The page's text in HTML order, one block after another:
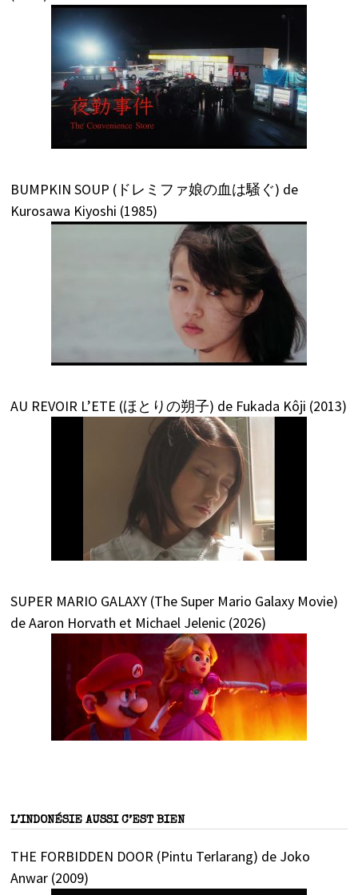
BUMPKIN SOUP (ドレミファ娘の血は騒ぐ) de
Kurosawa Kiyoshi (1985)
AU REVOIR L’ETE (ほとりの朔子) de Fukada Kôji (2013)
SUPER MARIO GALAXY (The Super Mario Galaxy Movie)
de Aaron Horvath et Michael Jelenic (2026)
L’INDONÉSIE AUSSI C’EST BIEN
THE FORBIDDEN DOOR (Pintu Terlarang) de Joko
Anwar (2009)